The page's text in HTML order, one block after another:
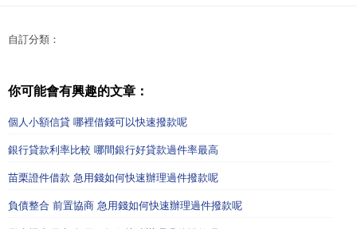
自訂分類：
你可能會有興趣的文章：
個人小額信貸 哪裡借錢可以快速撥款呢
銀行貸款利率比較 哪間銀行好貸款過件率最高
苗栗證件借款 急用錢如何快速辦理過件撥款呢
負債整合 前置協商 急用錢如何快速辦理過件撥款呢